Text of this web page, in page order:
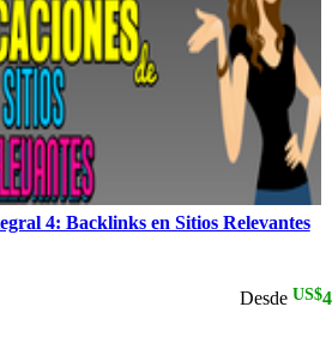
4: Backlinks en Sitios Relevantes
Desde US$